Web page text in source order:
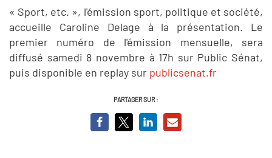
« Sport, etc. », l'émission sport, politique et société,
accueille Caroline Delage à la présentation. Le
premier numéro de l'émission mensuelle, sera
diffusé samedi 8 novembre à 17h sur Public Sénat,
puis disponible en replay sur publicsenat.fr
PARTAGER SUR :